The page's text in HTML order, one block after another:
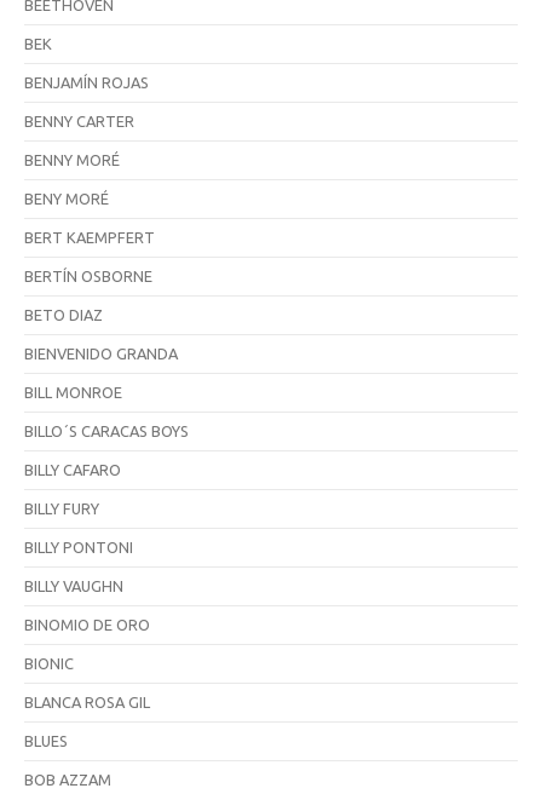
BEETHOVEN
BEK
BENJAMÍN ROJAS
BENNY CARTER
BENNY MORÉ
BENY MORÉ
BERT KAEMPFERT
BERTÍN OSBORNE
BETO DIAZ
BIENVENIDO GRANDA
BILL MONROE
BILLO´S CARACAS BOYS
BILLY CAFARO
BILLY FURY
BILLY PONTONI
BILLY VAUGHN
BINOMIO DE ORO
BIONIC
BLANCA ROSA GIL
BLUES
BOB AZZAM